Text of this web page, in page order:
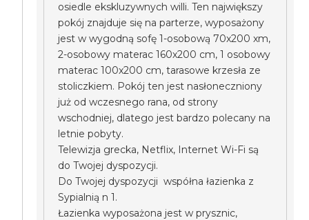
osiedle ekskluzywnych willi. Ten największy
pokój znajduje się na parterze, wyposażony
jest w wygodną sofę 1-osobową 70x200 xm,
2-osobowy materac 160x200 cm, 1 osobowy
materac 100x200 cm, tarasowe krzesła ze
stoliczkiem. Pokój ten jest nasłoneczniony
już od wczesnego rana, od strony
wschodniej, dlatego jest bardzo polecany na
letnie pobyty.
Telewizja grecka, Netflix, Internet Wi-Fi są
do Twojej dyspozycji.
Do Twojej dyspozycji współna łazienka z
Sypialnią n 1.
Łazienka wyposażona jest w prysznic,